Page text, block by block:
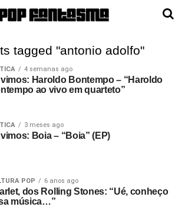
tagged "antonio adolfo"
4 semanas ago
Haroldo Bontempo – “Haroldo
ao vivo em quarteto”
3 meses ago
Boia – “Boia” (EP)
POP 6 anos ago
dos Rolling Stones: “Ué, conheço
música…”